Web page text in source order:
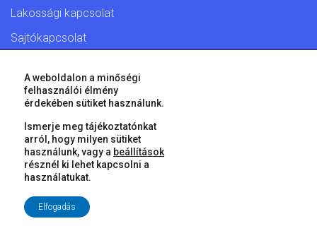
Lakossági kapcsolat
Sajtókapcsolat
© 2026 Győr Megyei Jogú Város • Minden jog fenntartva!
A weboldalon a minőségi
felhasználói élmény
érdekében sütiket használunk.
Ismerje meg tájékoztatónkat
arról, hogy milyen sütiket
használunk, vagy a beállítások
résznél ki lehet kapcsolni a
használatukat.
Elfogadás